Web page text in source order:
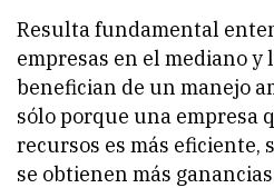
Resulta fundamental
empresas en el mediano y
benefician de un manejo
sólo porque una empresa
recursos es más eficiente,
se obtienen más